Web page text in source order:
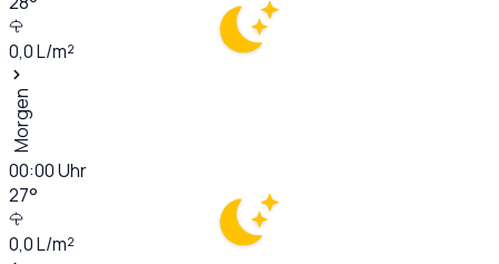
0,0L/m²
Morgen
00:00Uhr
27°
0,0L/m²